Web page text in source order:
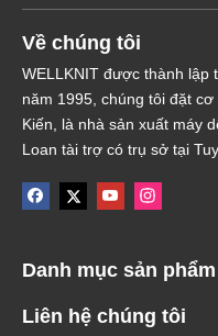
Về chúng tôi
WELLKNIT được thành lập
năm 1995, chúng tôi đặt
Kiến, là nhà sản xuất máy
Loan tài trợ có trụ sở tại
Danh mục sản phẩm
Liên hệ chúng tôi